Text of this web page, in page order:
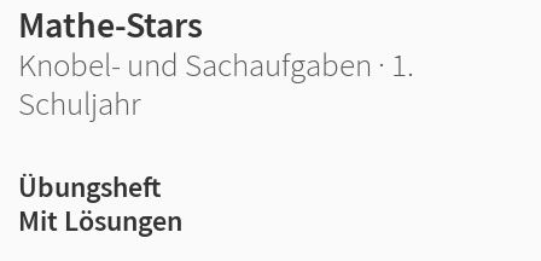
Mathe-Stars
Knobel- und Sachaufgaben · 1.
Schuljahr
Übungsheft
Mit Lösungen